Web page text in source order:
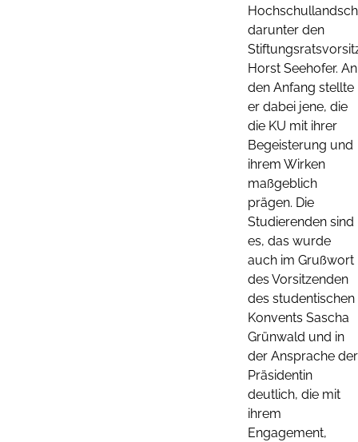
darunter den
Horst Seehofer. An
den Anfang stellte
er dabei jene, die
die KU mit ihrer
Begeisterung und
ihrem Wirken
maßgeblich
prägen. Die
Studierenden sind
es, das wurde
auch im Grußwort
des Vorsitzenden
des studentischen
Konvents Sascha
Grünwald und in
der Ansprache der
Präsidentin
deutlich, die mit
ihrem
Engagement,